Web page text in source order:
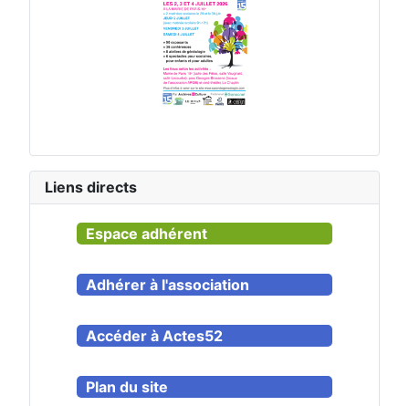
Liens directs
Espace adhérent
Adhérer à l'association
Accéder à Actes52
Plan du site